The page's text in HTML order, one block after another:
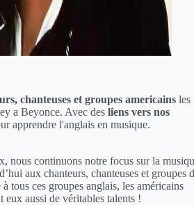
chanteuses et groupes americains les
a Beyonce. Avec des liens vers nos
apprendre l'anglais en musique.
nous continuons notre focus sur la
aux chanteurs, chanteuses et groupes
tous ces groupes anglais, les américains
eux aussi de véritables talents !